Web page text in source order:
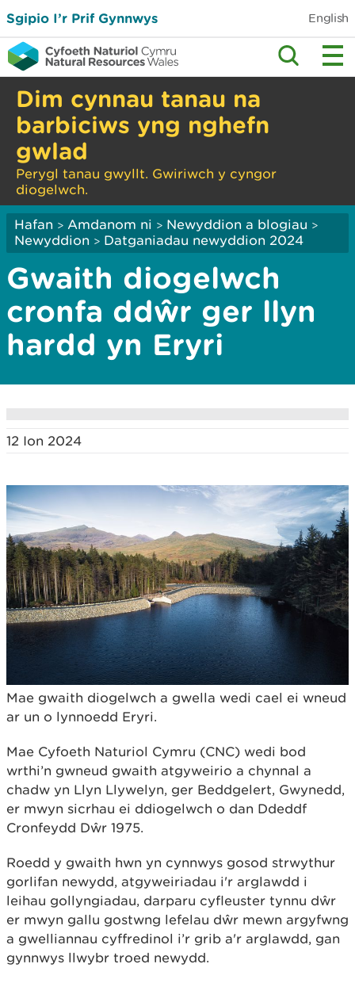
Sgipio I’r Prif Gynnwys English
Dim cynnau tanau na
barbiciws yng nghefn
gwlad
Perygl tanau gwyllt. Gwiriwch y cyngor
diogelwch.
Hafan > Amdanom ni > Newyddion a blogiau >
Newyddion > Datganiadau newyddion 2024
Gwaith diogelwch
cronfa ddŵr ger llyn
hardd yn Eryri
12 Ion 2024
Mae gwaith diogelwch a gwella wedi cael ei wneud
ar un o lynnoedd Eryri.
Mae Cyfoeth Naturiol Cymru (CNC) wedi bod
wrthi’n gwneud gwaith atgyweirio a chynnal a
chadw yn Llyn Llywelyn, ger Beddgelert, Gwynedd,
er mwyn sicrhau ei ddiogelwch o dan Ddeddf
Cronfeydd Dŵr 1975.
Roedd y gwaith hwn yn cynnwys gosod strwythur
gorlifan newydd, atgyweiriadau i'r arglawdd i
leihau gollyngiadau, darparu cyfleuster tynnu dŵr
er mwyn gallu gostwng lefelau dŵr mewn argyfwng
a gwelliannau cyffredinol i’r grib a'r arglawdd, gan
gynnwys llwybr troed newydd.